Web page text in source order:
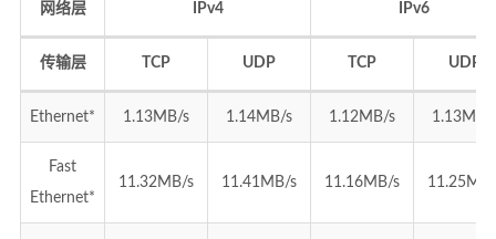
网络层 IPv4 IPv6
传输层 TCP UDP TCP UDP
Ethernet* 1.13MB/s 1.14MB/s 1.12MB/s 1.13MB/
Fast
Ethernet*
11.32MB/s 11.41MB/s 11.16MB/s